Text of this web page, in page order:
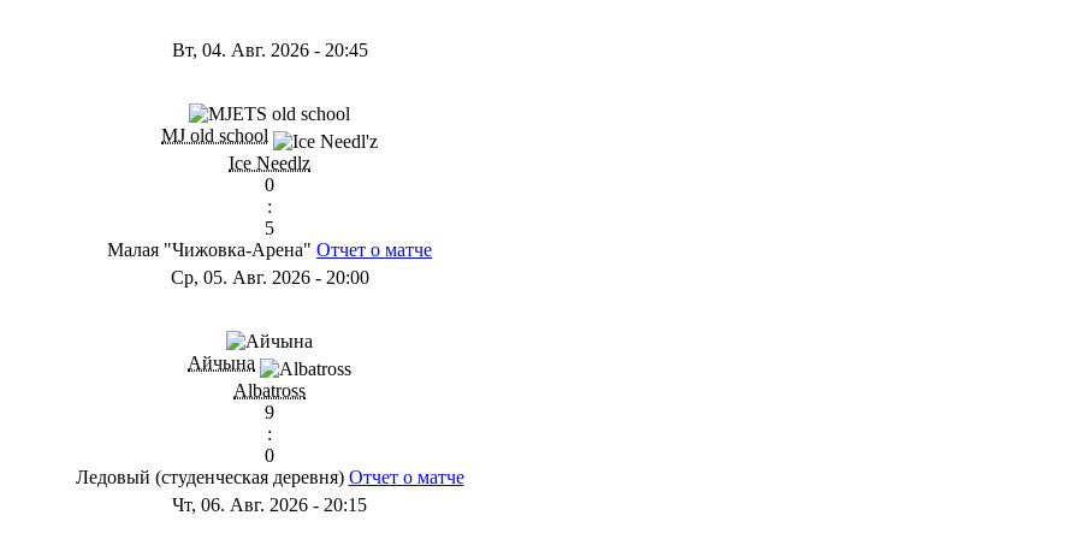
Вт, 04. Авг. 2026- 20:45
MJ old school
Ice Needlz
0
:
5
Малая "Чижовка-Арена" Отчет о матче
Ср, 05. Авг. 2026- 20:00
Айчына
Albatross
9
:
0
Ледовый (студенческая деревня) Отчет о матче
Чт, 06. Авг. 2026 - 20:15